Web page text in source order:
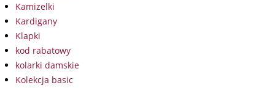
Kamizelki
Kardigany
Klapki
kod rabatowy
kolarki damskie
Kolekcja basic